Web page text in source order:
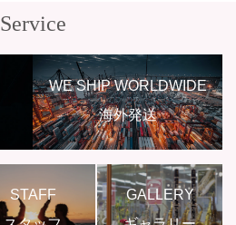
Service
WE SHIP WORLDWIDE
海外発送
STAFF GALLERY